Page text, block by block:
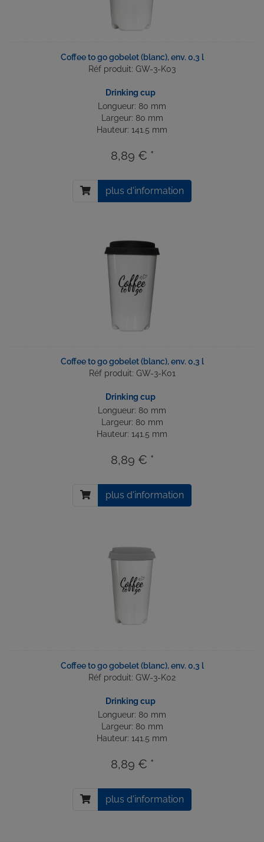
Coffee to go gobelet (blanc), env. 0,3 l
Réf produit: GW-3-K03
Drinking cup
Longueur: 80 mm
Largeur: 80 mm
Hauteur: 141.5 mm
8,89 € *
plus d'information
Coffee to go gobelet (blanc), env. 0,3 l
Réf produit: GW-3-K01
Drinking cup
Longueur: 80 mm
Largeur: 80 mm
Hauteur: 141.5 mm
8,89 € *
plus d'information
Coffee to go gobelet (blanc), env. 0,3 l
Réf produit: GW-3-K02
Drinking cup
Longueur: 80 mm
Largeur: 80 mm
Hauteur: 141.5 mm
8,89 € *
plus d'information